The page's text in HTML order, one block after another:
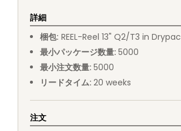
詳細
梱包: REEL-Reel 13" Q2/T3 in
最小パッケージ数量: 5000
最小注文数量: 5000
リードタイム: 20 weeks
注文